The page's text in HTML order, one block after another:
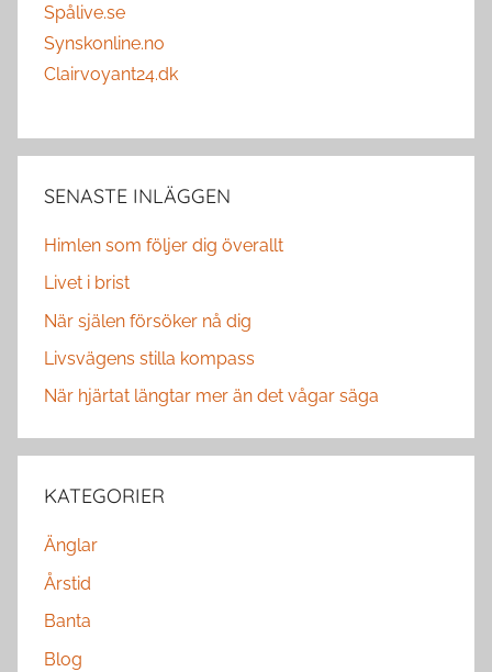
Spålive.se
Synskonline.no
Clairvoyant24.dk
SENASTE INLÄGGEN
Himlen som följer dig överallt
Livet i brist
När själen försöker nå dig
Livsvägens stilla kompass
När hjärtat längtar mer än det vågar säga
KATEGORIER
Änglar
Årstid
Banta
Blog